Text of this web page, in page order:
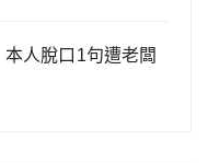
人脫口1句遭老闆